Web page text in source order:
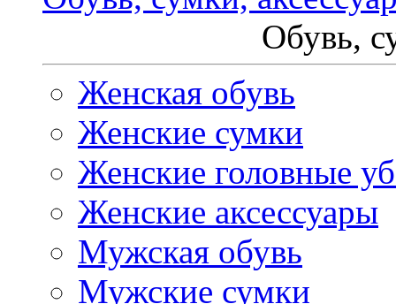
Обувь,
Женская обувь
Женские сумки
Женские головные
Женские аксессуары
Мужская обувь
Мужские сумки